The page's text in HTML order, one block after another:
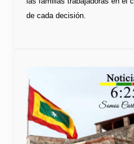
de cada decisión.